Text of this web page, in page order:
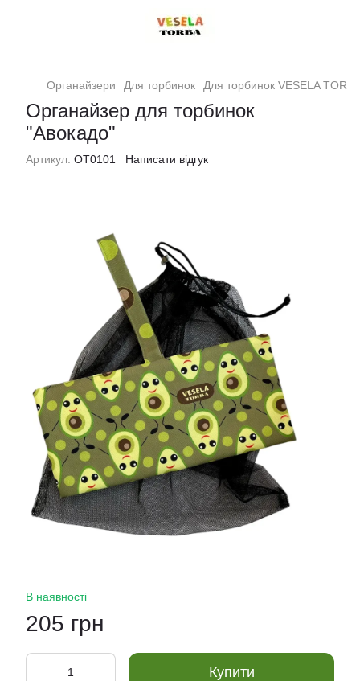
Органайзери Для торбинок Для торбинок VESELA
Органайзер для торбинок
"Авокадо"
Артикул: ОТ0101 Написати відгук
В наявності
205 грн
Купити